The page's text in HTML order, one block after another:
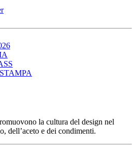
la cultura del design nel
dell’aceto e dei condimenti.